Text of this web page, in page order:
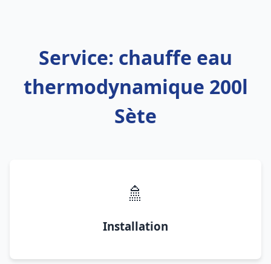
Service: chauffe eau
thermodynamique 200l
Sète
🚿
Installation